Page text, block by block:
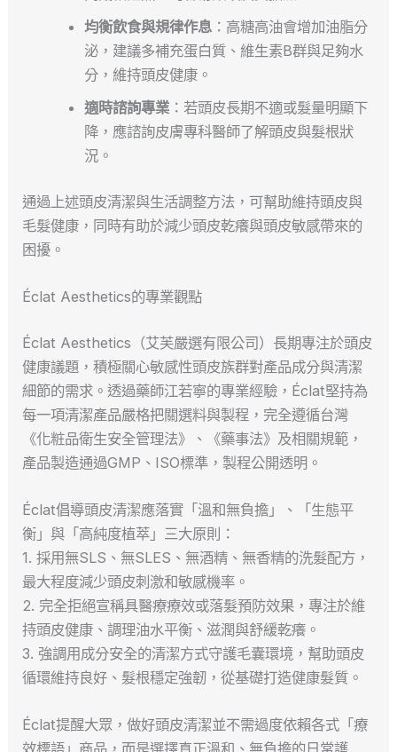
均衡飲食與規律作息：高糖高油會增加油脂分
泌，建議多補充蛋白質、維生素B群與足夠水
分，維持頭皮健康。
適時諮詢專業：若頭皮長期不適或髮量明顯下
降，應諮詢皮膚專科醫師了解頭皮與髮根狀
況。
通過上述頭皮清潔與生活調整方法，可幫助維持頭皮與
毛髮健康，同時有助於減少頭皮乾癢與頭皮敏感帶來的
困擾。
Éclat Aesthetics的專業觀點
Éclat Aesthetics（艾芙嚴選有限公司）長期專注於頭皮
健康議題，積極關心敏感性頭皮族群對產品成分與清潔
細節的需求。透過藥師江若寧的專業經驗，Éclat堅持為
每一項清潔產品嚴格把關選料與製程，完全遵循台灣
《化粧品衛生安全管理法》、《藥事法》及相關規範，
產品製造通過GMP、ISO標準，製程公開透明。
Éclat倡導頭皮清潔應落實「溫和無負擔」、「生態平
衡」與「高純度植萃」三大原則：
1. 採用無SLS、無SLES、無酒精、無香精的洗髮配方，
最大程度減少頭皮刺激和敏感機率。
2. 完全拒絕宣稱具醫療療效或落髮預防效果，專注於維
持頭皮健康、調理油水平衡、滋潤與舒緩乾癢。
3. 強調用成分安全的清潔方式守護毛囊環境，幫助頭皮
循環維持良好、髮根穩定強韌，從基礎打造健康髮質。
Éclat提醒大眾，做好頭皮清潔並不需過度依賴各式「療